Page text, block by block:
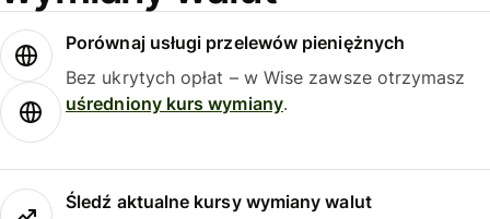
Porównaj usługi przelewów pieniężnych
Bez ukrytych opłat – w Wise zawsze otrzymasz
uśredniony kurs wymiany.
Śledź aktualne kursy wymiany walut